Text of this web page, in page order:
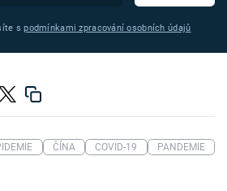
spodmínkami zpracování osobních údajů
ČÍNA COVID-19 PANDEMIE